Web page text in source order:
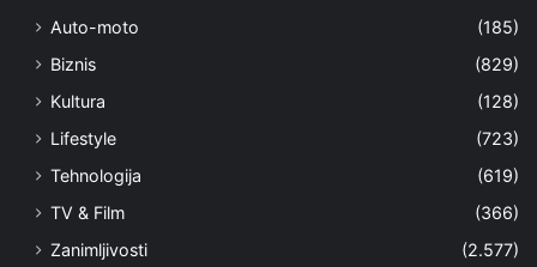
Auto-moto
(185)
Biznis
(829)
Kultura
(128)
Lifestyle
(723)
Tehnologija
(619)
TV & Film
(366)
Zanimljivosti
(2.577)